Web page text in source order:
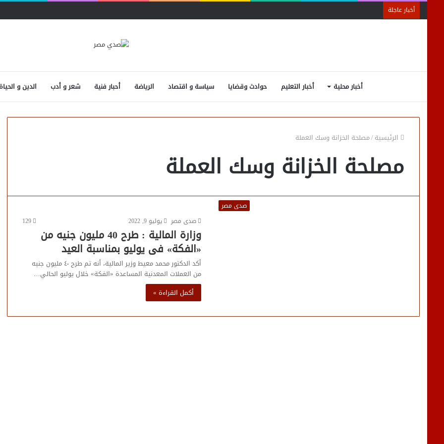
أخبار عاجلة
أخبار محلية أخبار التعليم حوادث وقضايا سياسة و اقتصاد الرياضة أحبار فنية شعر و أدب الدين و الحياة
الرئيسية/مصلحة الخزانة وسك العملة
مصلحة الخزانة وسك العملة
صدى مصر
صدى مصر
يوليو 9, 2022 129
وزارة المالية : طرح 40 مليون جنيه من
«الفكة» فى يوليو بمناسبة العيد
أكد الدكتور محمد معيط وزير المالية، أنه تم طرح ٤٠ مليون جنيه
من العملات المعدنية المساعدة «الفكة» خلال يوليو الحالي…
أكمل القراءة »